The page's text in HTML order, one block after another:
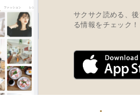
サクサク読める、
る情報をチェック！